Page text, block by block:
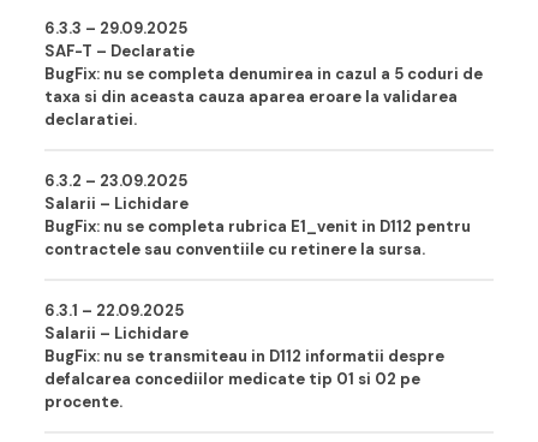
6.3.3 – 29.09.2025
SAF-T – Declaratie
BugFix: nu se completa denumirea in cazul a 5 coduri de
taxa si din aceasta cauza aparea eroare la validarea
declaratiei.
6.3.2 – 23.09.2025
Salarii – Lichidare
BugFix: nu se completa rubrica E1_venit in D112 pentru
contractele sau conventiile cu retinere la sursa.
6.3.1 – 22.09.2025
Salarii – Lichidare
BugFix: nu se transmiteau in D112 informatii despre
defalcarea concediilor medicate tip 01 si 02 pe
procente.